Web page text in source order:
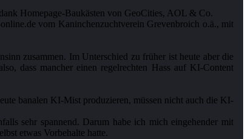
Homepage-Baukästen von GeoCities, AOL & Co.
vom Kaninchenzuchtverein Grevenbroich o.ä., mit
zusammen. Im Unterschied zu früher ist heute aber die
dass mancher einen regelrechten Hass auf KI-Content
banalen KI-Mist produzieren, müssen nicht auch die KI-
sehr spannend. Darum habe ich mich eingehender mit
etwas Vorbehalte hatte.